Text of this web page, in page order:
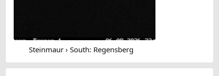
Steinmaur › South: Regensberg